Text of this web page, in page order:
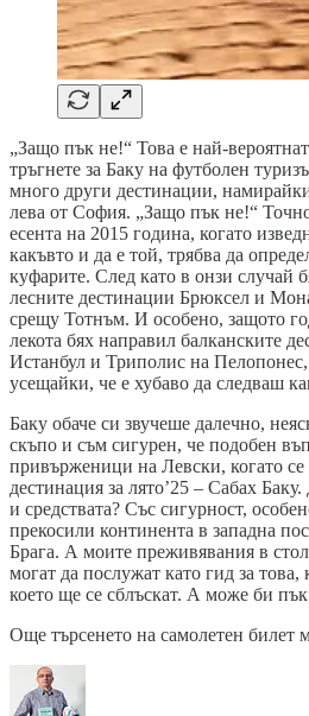
„Защо пък не!“ Това е най-
тръгнете за Баку на футболен
много други дестинации,
лева от София. „Защо пък не!“
есента на 2015 година, когато
какъвто и да е той, трябва да
куфарите. След като в онзи случай
лесните дестинации Брюксел и
срещу Тотнъм. И особено, защото
лекота бях направил балканските
Истанбул и Триполис на
усещайки, че е хубаво да следваш
Баку обаче си звучеше далечно,
скъпо и съм сигурен, че подобен
привърженици на Левски, когато се
дестинация за лято’25 – Сабах
и средствата? Със сигурност,
прекосили континента в западна
Брага. А моите преживявания в
могат да послужат като гид за това,
което ще се сблъскат. А може би
Още търсенето на самолетен билет